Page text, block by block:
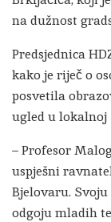
na dužnost
Predsjednica
kako je riječ o
posvetila
ugled u lokalnoj
– Profesor
uspješni
Bjelovaru.
odgoju mladih